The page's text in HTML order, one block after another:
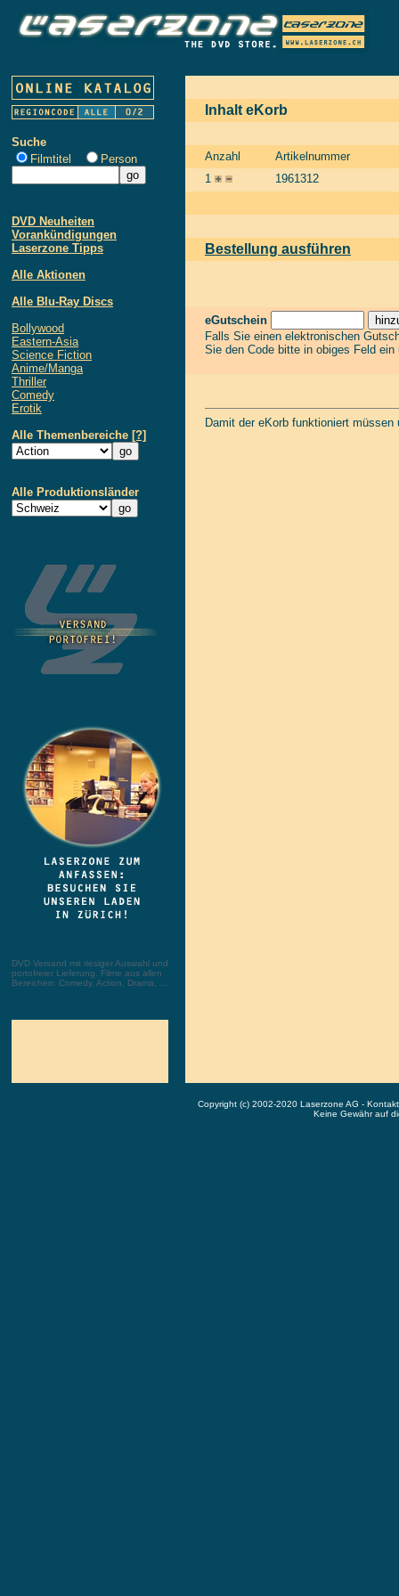
Suche
Filmtitel
Person
DVD Neuheiten
Vorankündigungen
Laserzone Tipps
Alle Aktionen
Alle Blu-Ray Discs
Bollywood
Eastern-Asia
Science Fiction
Anime/Manga
Thriller
Comedy
Erotik
Alle Themenbereiche [?]
Alle Produktionsländer
DVD Versand mit riesiger Auswahl und
portofreier Lieferung. Filme aus allen
Bereichen: Comedy, Action, Drama, ...
Inhalt eKorb
Anzahl
Artikelnummer
1
1961312
Bestellung ausführen
eGutschein
Falls Sie einen elektronischen
Sie den Code bitte in obiges Feld
Damit der eKorb funktioniert
Copyright (c) 2002-2020 Laserzone AG -
Keine Gewähr auf